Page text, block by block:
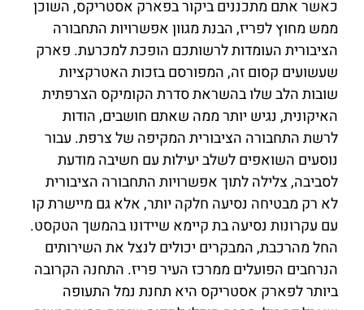
כאשר אתם מתכננים ביקור בפארק אסטריקס, השוכן
ממש מחוץ לפריז, הבנת מגוון אפשרויות התחבורה
הציבורית העומדות לרשותכם הופכת למכרעת. פארק
שעשועים קסום זה, המפורסם בזכות האטרקציות
שובות הלב שלו בהשראת סדרת הקומיקס הצרפתית
האיקונית, נגיש יותר ממה שאתם חושבים, הודות
לרשת התחבורה הציבורית המקיפה של צרפת. עבור
נוסעים השואפים לשלב יעילות עם חשיבה מודעת
לסביבה, צלילה לתוך אפשרויות התחבורה הציבורית
לא רק מבטיחה נסיעה חלקה יותר, אלא גם מיישרת קו
עם עקרונות נסיעה בת קיימא שיידונו בהמשך הטקסט.
החל מהרכבת, המבקרים יכולים לנצל את השירותים
הנרחבים הפועלים ממרכז העיר פריז. התחנה הקרובה
ביותר לפארק אסטריקס היא תחנת נמל התעופה